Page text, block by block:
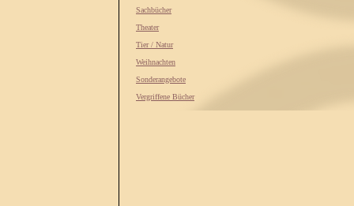
Sachbücher
Theater
Tier / Natur
Weihnachten
Sonderangebote
Vergriffene Bücher